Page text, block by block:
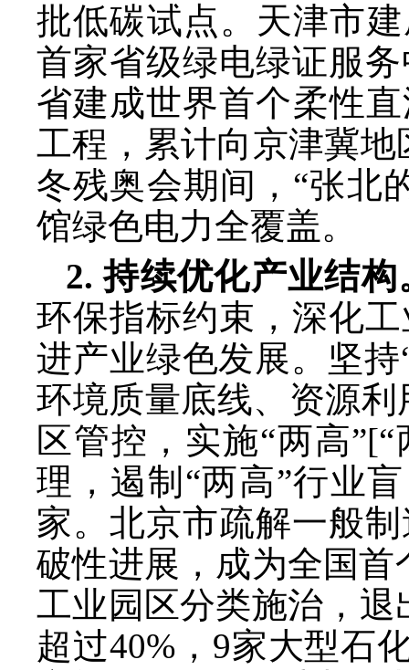
批低碳试点。天津市
首家省级绿电绿证服
省建成世界首个柔性
工程，累计向京津冀地
冬残奥会期间，“张北
馆绿色电力全覆盖。
2. 持续优化产业结构
环保指标约束，深化
进产业绿色发展。坚持
环境质量底线、资源
区管控，实施“两高
理，遏制“两高”行业
家。北京市疏解一般
破性进展，成为全国
工业园区分类施治，
超过40%，9家大型石